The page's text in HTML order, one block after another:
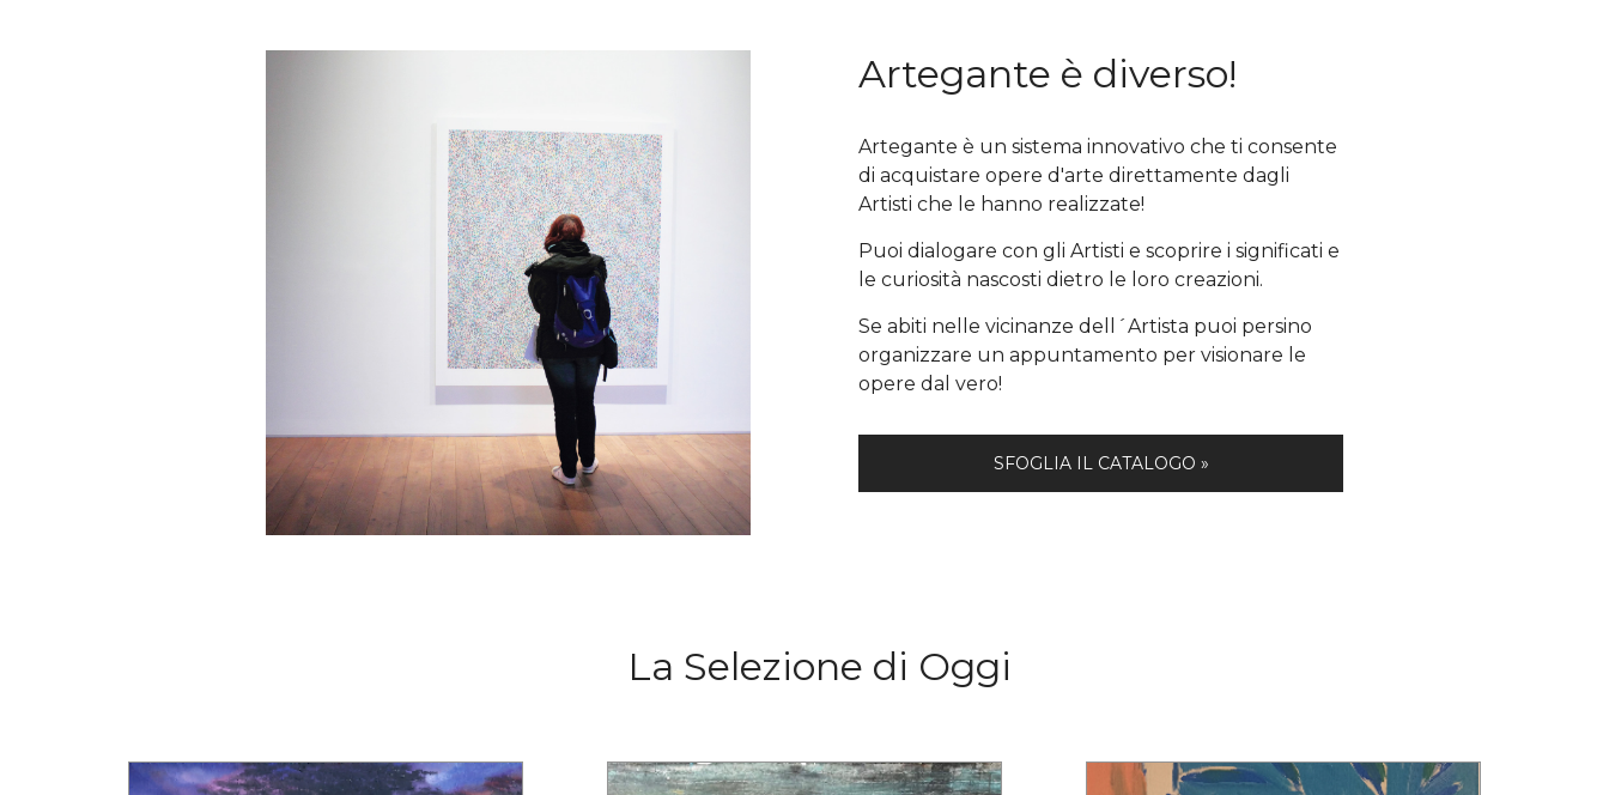
Artegante è diverso!
Artegante è un sistema innovativo che ti consente
di acquistare opere d'arte direttamente dagli
Artisti che le hanno realizzate!
Puoi dialogare con gli Artisti e scoprire i significati e
le curiosità nascosti dietro le loro creazioni.
Se abiti nelle vicinanze dell´Artista puoi persino
organizzare un appuntamento per visionare le
opere dal vero!
SFOGLIA IL CATALOGO »
La Selezione di Oggi